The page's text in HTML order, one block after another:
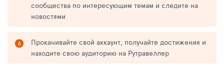
сообщества по интересующим темам и следите на
новостями
Прокачивайте свой аккаунт, получайте достижения и
находите свою аудиторию на Рутравеллер